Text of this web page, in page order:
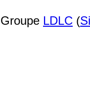
LDLC (